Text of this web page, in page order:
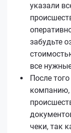
указали
забудьте
все
После
компанию,
чеки, так